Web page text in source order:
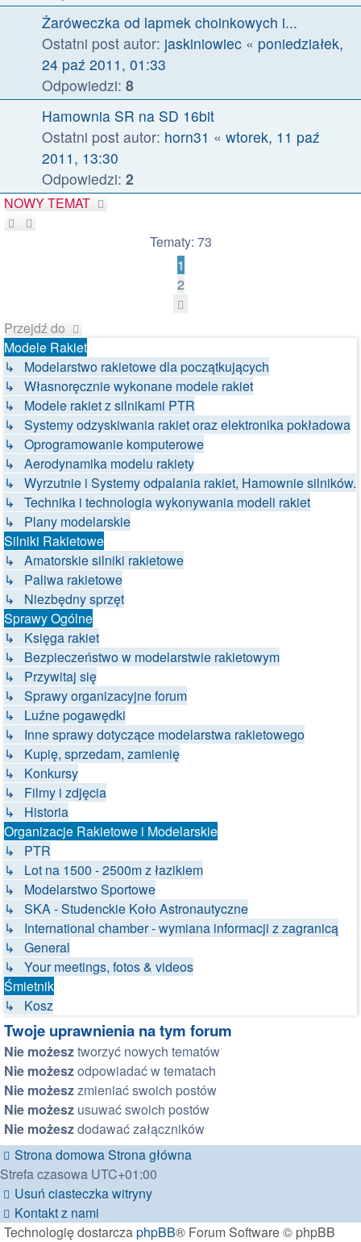
Żaróweczka od lapmek choinkowych i...
Ostatni post autor: jaskiniowiec « poniedziałek,
24 paź 2011, 01:33
Odpowiedzi: 8
Hamownia SR na SD 16bit
Ostatni post autor: horn31 « wtorek, 11 paź
2011, 13:30
Odpowiedzi: 2
NOWY TEMAT
Tematy: 73
1
2
Przejdź do
Modele Rakiet
↳ Modelarstwo rakietowe dla początkujących
↳ Własnoręcznie wykonane modele rakiet
↳ Modele rakiet z silnikami PTR
↳ Systemy odzyskiwania rakiet oraz elektronika pokładowa
↳ Oprogramowanie komputerowe
↳ Aerodynamika modelu rakiety
↳ Wyrzutnie i Systemy odpalania rakiet, Hamownie silników.
↳ Technika i technologia wykonywania modeli rakiet
↳ Plany modelarskie
Silniki Rakietowe
↳ Amatorskie silniki rakietowe
↳ Paliwa rakietowe
↳ Niezbędny sprzęt
Sprawy Ogólne
↳ Księga rakiet
↳ Bezpieczeństwo w modelarstwie rakietowym
↳ Przywitaj się
↳ Sprawy organizacyjne forum
↳ Luźne pogawędki
↳ Inne sprawy dotyczące modelarstwa rakietowego
↳ Kupię, sprzedam, zamienię
↳ Konkursy
↳ Filmy i zdjęcia
↳ Historia
Organizacje Rakietowe i Modelarskie
↳ PTR
↳ Lot na 1500 - 2500m z łazikiem
↳ Modelarstwo Sportowe
↳ SKA - Studenckie Koło Astronautyczne
↳ International chamber - wymiana informacji z zagranicą
↳ General
↳ Your meetings, fotos & videos
Śmietnik
↳ Kosz
Twoje uprawnienia na tym forum
Nie możesztworzyć nowych tematów
Nie możeszodpowiadać w tematach
Nie możeszzmieniać swoich postów
Nie możesz usuwać swoich postów
Nie możeszdodawać załączników
Strona domowaStrona główna
Strefa czasowa UTC+01:00
Usuń ciasteczka witryny
Kontakt z nami
Technologię dostarczaphpBB® Forum Software © phpBB